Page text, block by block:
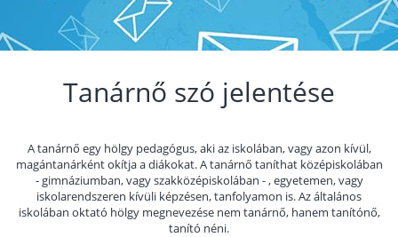
Tanárnő szó jelentése
A tanárnő egy hölgy pedagógus, aki az iskolában, vagy azon kívül,
magántanárként okítja a diákokat. A tanárnő taníthat középiskolában
- gimnáziumban, vagy szakközépiskolában - , egyetemen, vagy
iskolarendszeren kívüli képzésen, tanfolyamon is. Az általános
iskolában oktató hölgy megnevezése nem tanárnő, hanem tanítónő,
tanító néni.